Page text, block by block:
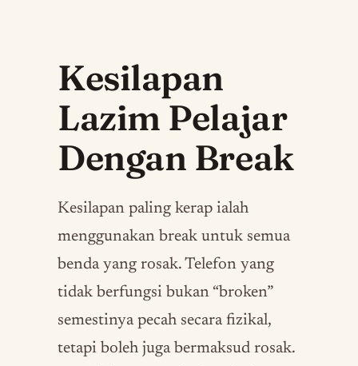
Kesilapan
Lazim Pelajar
Dengan Break
Kesilapan paling kerap ialah
menggunakan break untuk semua
benda yang rosak. Telefon yang
tidak berfungsi bukan “broken”
semestinya pecah secara fizikal,
tetapi boleh juga bermaksud rosak.